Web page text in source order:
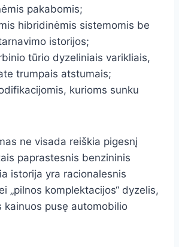
pakabomis;
hibridinėmis sistemomis be
istorijos;
tūrio dyzeliniais varikliais,
trumpais atstumais;
kurioms sunku
ne visada reiškia pigesnį
paprastesnis benzininis
istorija yra racionalesnis
„pilnos komplektacijos“ dyzelis,
kainuos pusę automobilio